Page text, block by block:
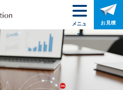
メニュ
ー
お見積